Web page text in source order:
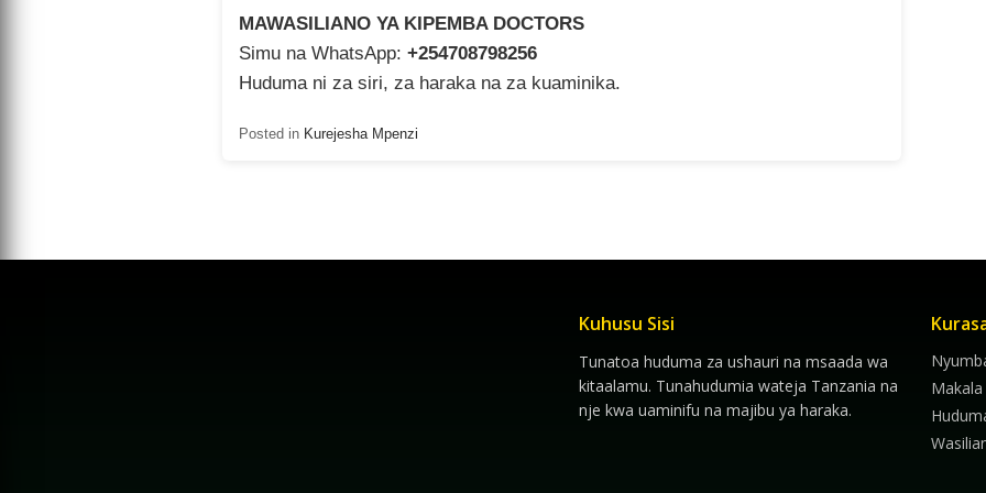
MAWASILIANO YA KIPEMBA DOCTORS
Simu na WhatsApp: +254708798256
Huduma ni za siri, za haraka na za kuaminika.
Posted in Kurejesha Mpenzi
Kuhusu Sisi
Tunatoa huduma za ushauri na msaada wa
kitaalamu. Tunahudumia wateja Tanzania na
nje kwa uaminifu na majibu ya haraka.
Makala